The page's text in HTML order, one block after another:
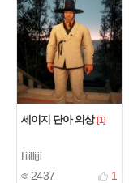
세이지 단아 의상 [1]
Ililillijji
2437 1